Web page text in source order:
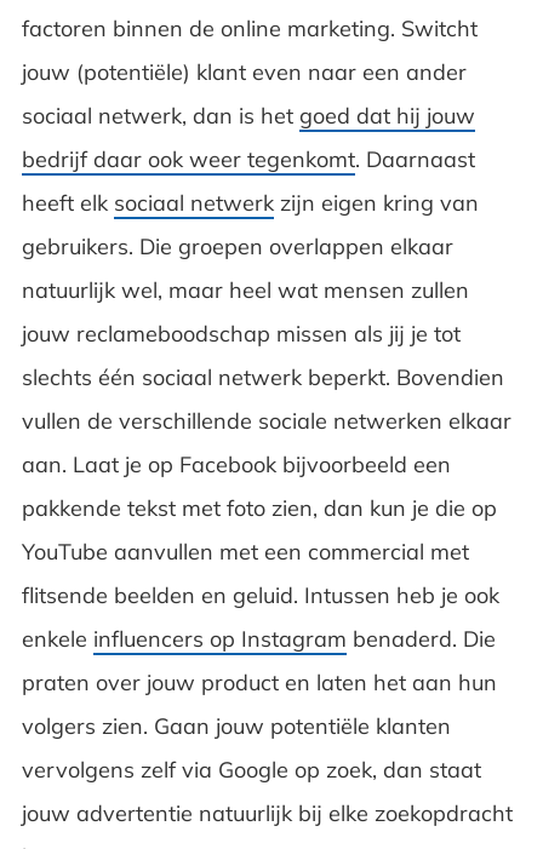
factoren binnen de online marketing. Switcht
jouw (potentiële) klant even naar een ander
sociaal netwerk, dan is het goed dat hij jouw
bedrijf daar ook weer tegenkomt. Daarnaast
heeft elk sociaal netwerkzijn eigen kring van
gebruikers. Die groepen overlappen elkaar
natuurlijk wel, maar heel wat mensen zullen
jouw reclameboodschap missen als jij je tot
slechts één sociaal netwerk beperkt. Bovendien
vullen de verschillende sociale netwerken elkaar
aan. Laat je op Facebook bijvoorbeeld een
pakkende tekst met foto zien, dan kun je die op
YouTube aanvullen met een commercial met
flitsende beelden en geluid. Intussen heb je ook
enkele influencers op Instagram benaderd. Die
praten over jouw product en laten het aan hun
volgers zien. Gaan jouw potentiële klanten
vervolgens zelf via Google op zoek, dan staat
jouw advertentie natuurlijk bij elke zoekopdracht